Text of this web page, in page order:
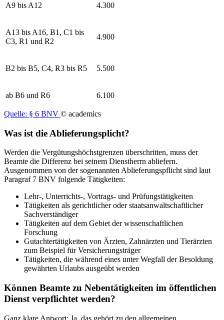
A9 bis A12 4.300
A13 bis A16, B1, C1 bis
C3, R1 und R2
4.900
B2 bis B5, C4, R3 bis R5 5.500
ab B6 und R6 6.100
Quelle: § 6 BNV © academics
Was ist die Ablieferungsplicht?
Werden die Vergütungshöchstgrenzen überschritten, muss der
Beamte die Differenz bei seinem Dienstherrn abliefern.
Ausgenommen von der sogenannten Ablieferungspflicht sind laut
Paragraf 7 BNV folgende Tätigkeiten:
Lehr-, Unterrichts-, Vortrags- und Prüfungstätigkeiten
Tätigkeiten als gerichtlicher oder staatsanwaltschaftlicher
Sachverständiger
Tätigkeiten auf dem Gebiet der wissenschaftlichen
Forschung
Gutachtertätigkeiten von Ärzten, Zahnärzten und Tierärzten
zum Beispiel für Versicherungsträger
Tätigkeiten, die während eines unter Wegfall der Besoldung
gewährten Urlaubs ausgeübt werden
Können Beamte zu Nebentätigkeiten im öffentlichen
Dienst verpflichtet werden?
Ganz klare Antwort: Ja, das gehört zu den allgemeinen